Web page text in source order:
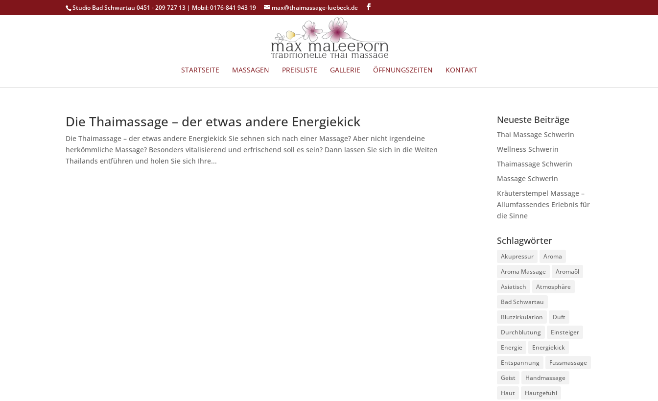
Studio Bad Schwartau 0451 - 209 727 13 | Mobil: 0176-841 943 19 max@thaimassage-luebeck.de
STARTSEITE MASSAGEN PREISLISTE GALLERIE ÖFFNUNGSZEITEN KONTAKT
Die Thaimassage – der etwas andere Energiekick
Die Thaimassage – der etwas andere Energiekick Sie sehnen sich nach einer Massage? Aber nicht irgendeine
herkömmliche Massage? Besonders vitalisierend und erfrischend soll es sein? Dann lassen Sie sich in die Weiten
Thailands entführen und holen Sie sich Ihre...
Neueste Beiträge
Thai Massage Schwerin
Wellness Schwerin
Thaimassage Schwerin
Massage Schwerin
Kräuterstempel Massage –
Allumfassendes Erlebnis für
die Sinne
Schlagwörter
Akupressur
Aroma
Aroma Massage
Aromaöl
Asiatisch
Atmosphäre
Bad Schwartau
Blutzirkulation
Duft
Durchblutung
Einsteiger
Energie
Energiekick
Entspannung
Fussmassage
Geist
Handmassage
Haut
Hautgefühl